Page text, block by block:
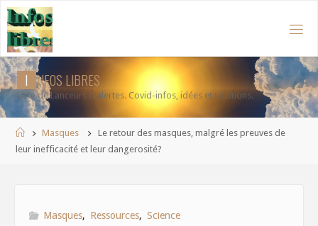
Aller
au
contenu
I NFOSLIBRES
Liste de Lanceurs d'alertes. Covid-infos, idées et solutions.
AccueilMasques
Le retour des masques, malgré les preuves de
leur inefficacité et leur dangerosité?
Masques, Ressources, Science